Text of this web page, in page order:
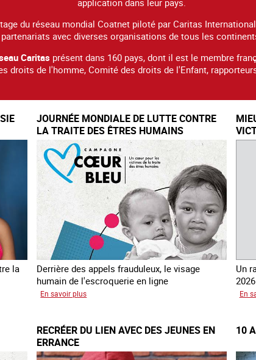
du réseau mondial Coatnet piloté par Caritas
partenariats avec diverses organisations de tous les
Caritas présent dans 160 pays, dont il est le membre
droits de l'homme, Comité des droits de l'Enfant, rapporteurs
la
JOURNÉE MONDIALE DE LUTTE CONTRE
LA TRAITE DES ÊTRES HUMAINS
Derrière des appels frauduleux, le visage
humain de l'escroquerie en ligne
En savoir plus
de
contre
Un
2026
En
RECRÉER DU LIEN AVEC DES JEUNES EN
ERRANCE
10